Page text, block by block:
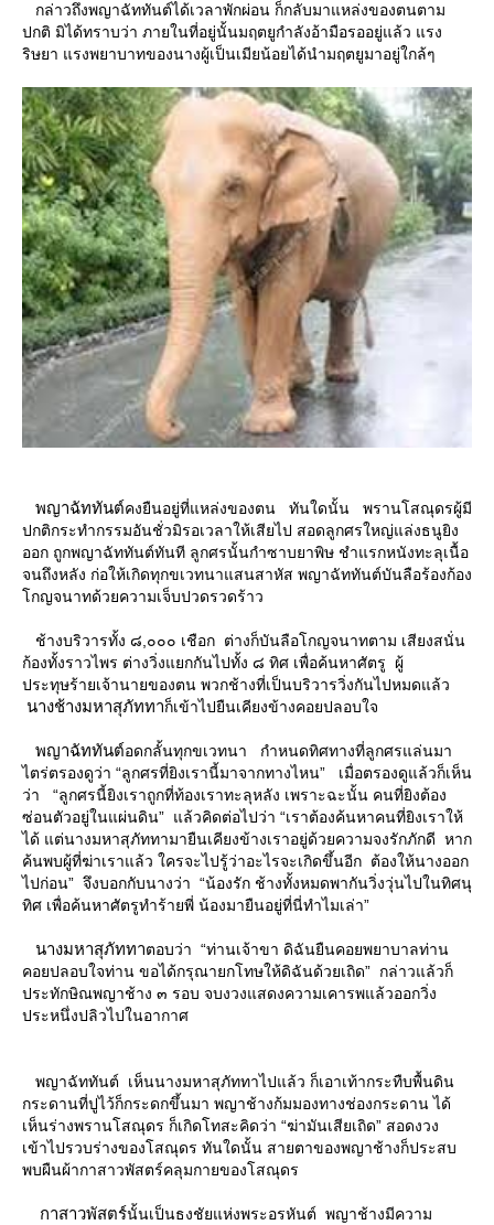
กล่าวถึงพญาฉัททันต์ได้เวลาพักผ่อน ก็กลับมาแหล่งของตนตาม
ปกติ มิได้ทราบว่า ภายในที่อยู่นั้นมฤตยูกำลังอ้ามือรออยู่แล้ว แรง
ริษยา แรงพยาบาทของนางผู้เป็นเมียน้อยได้นำมฤตยูมาอยู่ใกล้ๆ
พญาฉัททันต์คงยืนอยู่ที่แหล่งของตน ทันใดนั้น พรานโสณุดรผู้มี
ปกติกระทำกรรมอันชั่วมิรอเวลาให้เสียไป สอดลูกศรใหญ่แล่งธนูยิง
ออก ถูกพญาฉัททันต์ทันที ลูกศรนั้นกำซาบยาพิษ ชำแรกหนังทะลุเนื้อ
จนถึงหลัง ก่อให้เกิดทุกขเวทนาแสนสาหัส พญาฉัททันต์บันลือร้องก้อง
กญจนาทด้วยความเจ็บปวดรวดร้าว
ช้างบริวารทั้ง ๘,๐๐๐ เชือก ต่างก็บันลือโกญจนาทตาม เสียงสนั่น
ก้องทั้งราวไพร ต่างวิ่งแยกกันไปทั้ง ๘ ทิศ เพื่อค้นหาศัตรู ผู้
ประทุษร้ายเจ้านายของตน พวกช้างที่เป็นบริวารวิ่งกันไปหมดแล้ว
นางช้างมหาสุภัททาก็เข้าไปยืนเคียงข้างคอยปลอบใจ
พญาฉัททันต์อดกลั้นทุกขเวทนา กำหนดทิศทางที่ลูกศรแล่นมา
ไตร่ตรองดูว่า “ลูกศรที่ยิงเรานี้มาจากทางไหน” เมื่อตรองดูแล้วก็เห็น
ว่า “ลูกศรนี้ยิงเราถูกที่ท้องเราทะลุหลัง เพราะฉะนั้น คนที่ยิงต้อง
ซ่อนตัวอยู่ในแผ่นดิน” แล้วคิดต่อไปว่า “เราต้องค้นหาคนที่ยิงเราให้
ได้ แต่นางมหาสุภัททามายืนเคียงข้างเราอยู่ด้วยความจงรักภักดี หาก
ค้นพบผู้ที่ฆ่าเราแล้ว ใครจะไปรู้ว่าอะไรจะเกิดขึ้นอีก ต้องให้นางออก
ไปก่อน” จึงบอกกับนางว่า “น้องรัก ช้างทั้งหมดพากันวิ่งวุ่นไปในทิศนุ
ทิศ เพื่อค้นหาศัตรูทำร้ายพี่ น้องมายืนอยู่ที่นี่ทำไมเล่า”
นางมหาสุภัททาตอบว่า “ท่านเจ้าขา ดิฉันยืนคอยพยาบาลท่าน
คอยปลอบใจท่าน ขอได้กรุณายกโทษให้ดิฉันด้วยเถิด” กล่าวแล้วก็
ประทักษิณพญาช้าง ๓ รอบ จบงวงแสดงความเคารพแล้วออกวิ่ง
ประหนึ่งปลิวไปในอากาศ
พญาฉัททันต์ เห็นนางมหาสุภัททาไปแล้ว ก็เอาเท้ากระทืบพื้นดิน
กระดานที่ปูไว้ก็กระดกขึ้นมา พญาช้างก้มมองทางช่องกระดาน ได้
เห็นร่างพรานโสณุดร ก็เกิดโทสะคิดว่า “ฆ่ามันเสียเถิด” สอดงวง
เข้าไปรวบร่างของโสณุดร ทันใดนั้น สายตาของพญาช้างก็ประสบ
พบผืนผ้ากาสาวพัสตร์คลุมกายของโสณุดร
กาสาวพัสตร์นั้นเป็นธงชัยแห่งพระอรหันต์ พญาช้างมีความ